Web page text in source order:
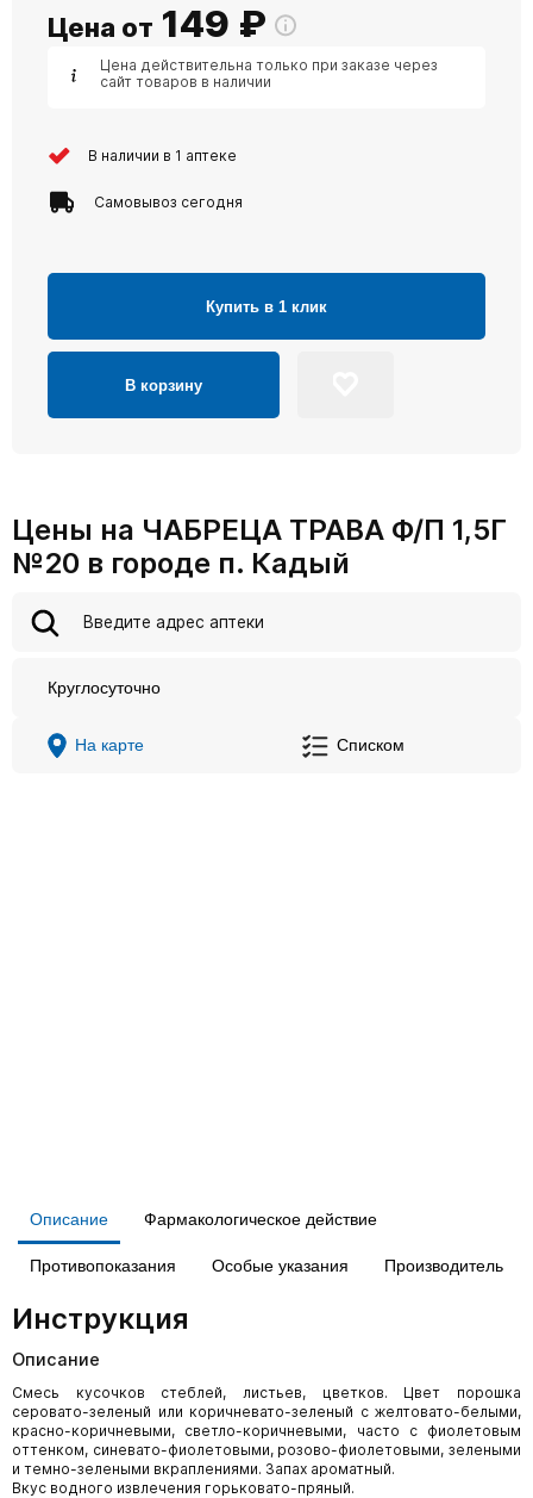
Цена от 149 ₽
Цена действительна только при заказе через
сайт товаров в наличии
В наличии в 1 аптеке
Самовывоз сегодня
Купить в 1 клик
В корзину
Цены на ЧАБРЕЦА ТРАВА Ф/П 1,5Г
№20 в городе п. Кадый
Круглосуточно
На карте Списком
Описание Фармакологическое действие
Противопоказания Особые указания Производитель
Инструкция
Описание
Смесь кусочков стеблей, листьев, цветков. Цвет порошка
серовато-зеленый или коричневато-зеленый с желтовато-белыми,
красно-коричневыми, светло-коричневыми, часто с фиолетовым
оттенком, синевато-фиолетовыми, розово-фиолетовыми, зелеными
и темно-зелеными вкраплениями. Запах ароматный.
Вкус водного извлечения горьковато-пряный.